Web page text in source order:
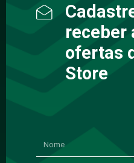
receber
ofertas
Store